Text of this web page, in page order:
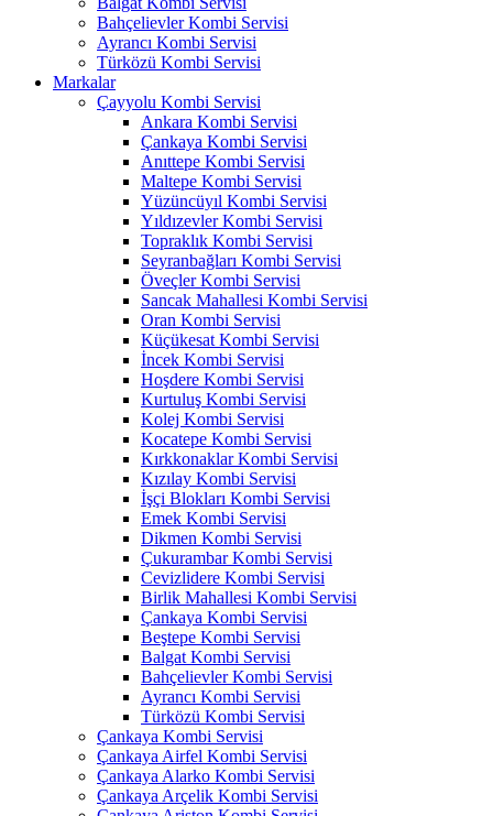
Bahçelievler Kombi Servisi
Ayrancı Kombi Servisi
Türközü Kombi Servisi
Markalar
Çayyolu Kombi Servisi
Ankara Kombi Servisi
Çankaya Kombi Servisi
Anıttepe Kombi Servisi
Maltepe Kombi Servisi
Yüzüncüyıl Kombi Servisi
Yıldızevler Kombi Servisi
Topraklık Kombi Servisi
Seyranbağları Kombi Servisi
Öveçler Kombi Servisi
Sancak Mahallesi Kombi Servisi
Oran Kombi Servisi
Küçükesat Kombi Servisi
İncek Kombi Servisi
Hoşdere Kombi Servisi
Kurtuluş Kombi Servisi
Kolej Kombi Servisi
Kocatepe Kombi Servisi
Kırkkonaklar Kombi Servisi
Kızılay Kombi Servisi
İşçi Blokları Kombi Servisi
Emek Kombi Servisi
Dikmen Kombi Servisi
Çukurambar Kombi Servisi
Cevizlidere Kombi Servisi
Birlik Mahallesi Kombi Servisi
Çankaya Kombi Servisi
Beştepe Kombi Servisi
Balgat Kombi Servisi
Bahçelievler Kombi Servisi
Ayrancı Kombi Servisi
Türközü Kombi Servisi
Çankaya Kombi Servisi
Çankaya Airfel Kombi Servisi
Çankaya Alarko Kombi Servisi
Çankaya Arçelik Kombi Servisi